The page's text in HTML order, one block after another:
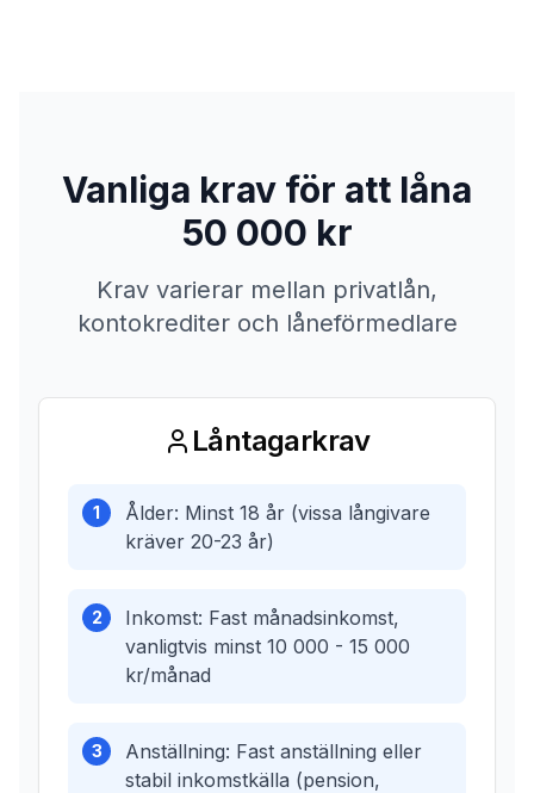
Vanliga krav för att låna
50 000 kr
Krav varierar mellan privatlån,
kontokrediter och låneförmedlare
Låntagarkrav
1
Ålder: Minst 18 år (vissa långivare
kräver 20-23 år)
2
Inkomst: Fast månadsinkomst,
vanligtvis minst 10 000 - 15 000
kr/månad
3
Anställning: Fast anställning eller
stabil inkomstkälla (pension,